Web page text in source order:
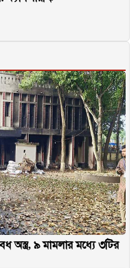
অস্ত্র, ৯ মামলার মধ্যে ৩টির